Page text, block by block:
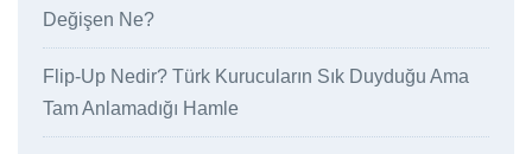
Değişen Ne?
Flip-Up Nedir? Türk Kurucuların Sık Duyduğu Ama
Tam Anlamadığı Hamle